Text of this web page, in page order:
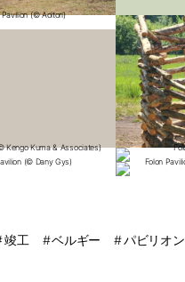
竣工 ベルギー パビリオン